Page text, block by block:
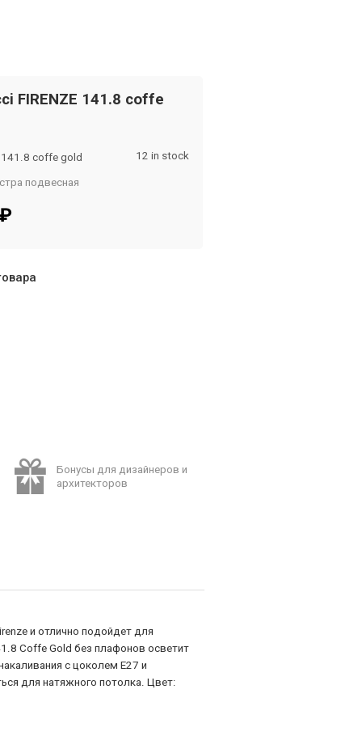
FIRENZE 141.8 coffe
141.8 coffe gold
подвесная
12 in stock
₽
Бонусы для дизайнеров и
архитекторов
и отлично подойдет для
Coffe Gold без плафонов осветит
с цоколем E27 и
для натяжного потолка. Цвет: